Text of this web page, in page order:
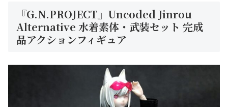
『G.N.PROJECT』Uncoded Jinrou
Alternative 水着素体・武装セット 完成
品アクションフィギュア